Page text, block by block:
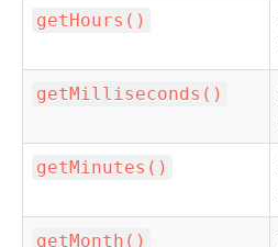
getHours()
getMilliseconds()
getMinutes()
getMonth()